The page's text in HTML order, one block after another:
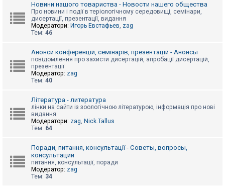
т
П
м
о
г
Новини нашого товариства - Новости нашего общества
Про новини і події в теріологічному середовищі, семінари,
дисертації, презентації, видання
Модератори: Игорь Евстафьев, zag
Тем: 46
Анонси конференцій, семінарів, презентацій - Анонсы
повідомлення про захисти дисертацій, апробації дисертацій,
презентації
Модератор: zag
Тем: 40
Література - литература
лінки на сайти із зоологічною літературою, інформація про нові
видання
Модератори: zag, Nick.Tallus
Тем: 64
Поради, питання, консультації - Советы, вопросы,
консультации
питання, консультації, поради
Модератор: zag
Тем: 34